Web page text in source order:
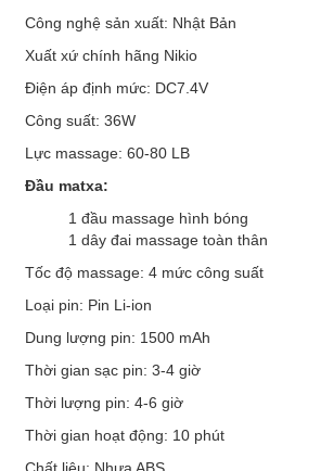
Công nghệ sản xuất: Nhật Bản
Xuất xứ chính hãng Nikio
Điện áp định mức: DC7.4V
Công suất: 36W
Lực massage: 60-80 LB
Đầu matxa:
1 đầu massage hình bóng
1 dây đai massage toàn thân
Tốc độ massage: 4 mức công suất
Loại pin: Pin Li-ion
Dung lượng pin: 1500 mAh
Thời gian sạc pin: 3-4 giờ
Thời lượng pin: 4-6 giờ
Thời gian hoạt động: 10 phút